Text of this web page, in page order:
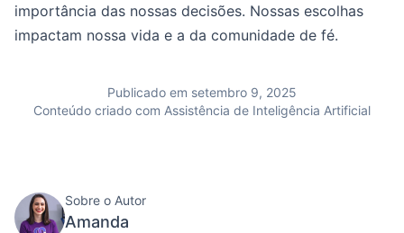
importância das nossas decisões. Nossas escolhas
impactam nossa vida e a da comunidade de fé.
Publicado em setembro 9, 2025
Conteúdo criado com Assistência de Inteligência Artificial
Sobre o Autor
Amanda